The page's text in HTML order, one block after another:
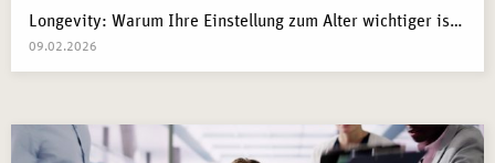
Longevity: Warum Ihre Einstellung zum Alter wichtiger ist als Ihre Gene
09.02.2026